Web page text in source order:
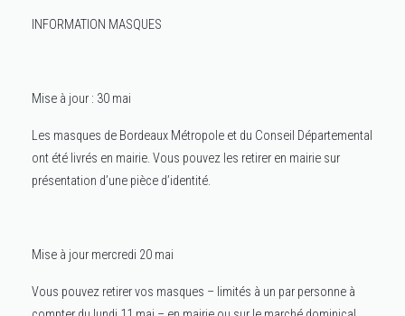
INFORMATION MASQUES
Mise à jour : 30 mai
Les masques de Bordeaux Métropole et du Conseil Départemental
ont été livrés en mairie. Vous pouvez les retirer en mairie sur
présentation d’une pièce d’identité.
Mise à jour mercredi 20 mai
Vous pouvez retirer vos masques – limités à un par personne à